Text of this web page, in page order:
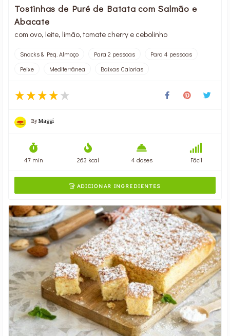
Tostinhas de Puré de Batata com Salmão e
Abacate
com ovo, leite, limão, tomate cherry e cebolinho
Snacks & Peq. Almoço Para 2 pessoas
Para 4 pessoas
Peixe
Mediterrânea Baixas Calorias
ByMaggi
47 min 263 kcal 4 doses Fácil
ADICIONAR INGREDIENTES